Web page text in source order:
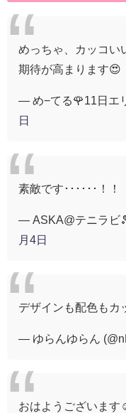
めっちゃ、カッコ
期待が高まります😍
— め−てる🌹11日エ
日
素敵です･･････！！
— ASKA@テニラビ
月4日
デザインも配色もカ
— ゆらんゆらん
おはようございます